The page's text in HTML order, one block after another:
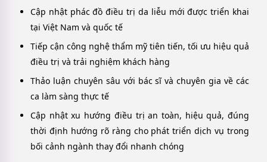
Cập nhật phác đồ điều trị da liễu mới được triển khai
tại Việt Nam và quốc tế
Tiếp cận công nghệ thẩm mỹ tiên tiến, tối ưu hiệu quả
điều trị và trải nghiệm khách hàng
Thảo luận chuyên sâu với bác sĩ và chuyên gia về các
ca làm sàng thực tế
Cập nhật xu hướng điều trị an toàn, hiệu quả, đúng
thời định hướng rõ ràng cho phát triển dịch vụ trong
bối cảnh ngành thay đổi nhanh chóng